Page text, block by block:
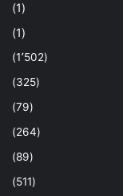
(1)
(1)
(1٬502)
(325)
(79)
(264)
(89)
(511)